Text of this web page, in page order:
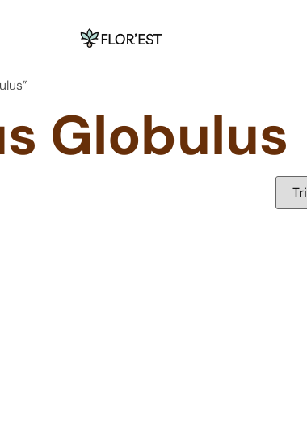
Globulus